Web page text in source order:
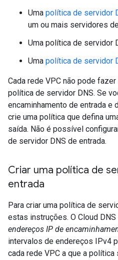
Uma política de servidor
um ou mais servidores
Uma política de servidor
Uma política de servidor
Cada rede VPC não pode
política de servidor DNS. Se
encaminhamento de entrada e
crie uma política que defina
saída. Não é possível
de servidor DNS de entrada.
Criar uma política de
entrada
Para criar uma política de
estas instruções. O Cloud
endereços IP de
intervalos de endereços IPv4
cada rede VPC a que a